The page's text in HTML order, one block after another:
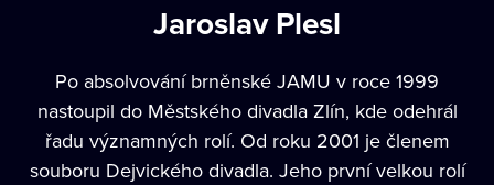
Jaroslav Plesl
Po absolvování brněnské JAMU v roce 1999
nastoupil do Městského divadla Zlín, kde odehrál
řadu významných rolí. Od roku 2001 je členem
souboru Dejvického divadla. Jeho první velkou rolí